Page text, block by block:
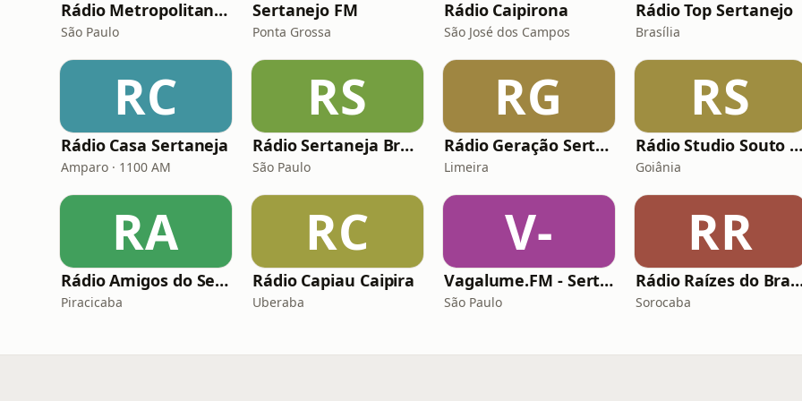
Rádio Metropolitana Sertanejo
São Paulo
Sertanejo FM
Ponta Grossa
Rádio Caipirona
São José dos Campos
Rádio Top Sertanejo
Brasília
RC
Rádio Casa Sertaneja
Amparo · 1100 AM
RS
Rádio Sertaneja Brasil
São Paulo
RG
Rádio Geração Sertaneja
Limeira
RS
Rádio Studio Souto - Sertanejo Raizes
Goiânia
RA
Rádio Amigos do Sertanejo
Piracicaba
RC
Rádio Capiau Caipira
Uberaba
V-
Vagalume.FM - Sertanejo Raiz
São Paulo
RR
Rádio
Sorocaba